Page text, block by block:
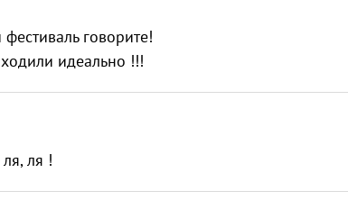
говорите!
идеально !!!
ля !